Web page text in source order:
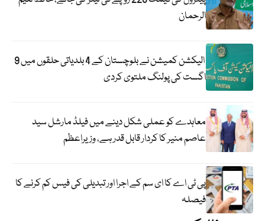
الرحمان
الیکشن کمیشن نے بلوچستان کے 4 بلدیاتی حلقوں میں 9
اگست کی پولنگ ملتوی کردی
معاہدے کو عملی شکل دینے میں فیلڈ مارشل سید
عاصم منیر کا کردار قابل قدر ہے، وزیراعظم
پی ٹی اے کا ای سم کے اجرا اور تبدیلی کی فیس کم کرنے کا
فیصلہ